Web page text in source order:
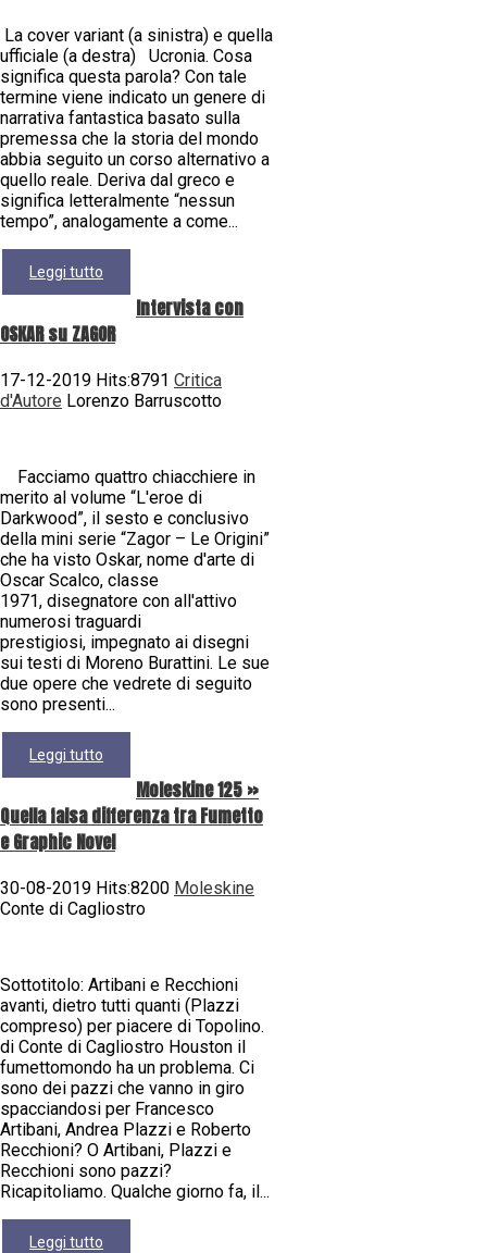
La cover variant (a sinistra) e quella
ufficiale (a destra) Ucronia. Cosa
significa questa parola? Con tale
termine viene indicato un genere di
narrativa fantastica basato sulla
premessa che la storia del mondo
abbia seguito un corso alternativo a
quello reale. Deriva dal greco e
significa letteralmente “nessun
tempo”, analogamente a come...
Leggi tutto
Intervista con
OSKAR su ZAGOR
17-12-2019 Hits:8791 Critica
d'Autore Lorenzo Barruscotto
Facciamo quattro chiacchiere in
merito al volume “L'eroe di
Darkwood”, il sesto e conclusivo
della mini serie “Zagor – Le Origini”
che ha visto Oskar, nome d'arte di
Oscar Scalco, classe
1971, disegnatore con all'attivo
numerosi traguardi
prestigiosi, impegnato ai disegni
sui testi di Moreno Burattini. Le sue
due opere che vedrete di seguito
sono presenti...
Leggi tutto
Moleskine 125 »
Quella falsa differenza tra Fumetto
e Graphic Novel
30-08-2019 Hits:8200 Moleskine
Conte di Cagliostro
Sottotitolo: Artibani e Recchioni
avanti, dietro tutti quanti (Plazzi
compreso) per piacere di Topolino.
di Conte di Cagliostro Houston il
fumettomondo ha un problema. Ci
sono dei pazzi che vanno in giro
spacciandosi per Francesco
Artibani, Andrea Plazzi e Roberto
Recchioni? O Artibani, Plazzi e
Recchioni sono pazzi?
Ricapitoliamo. Qualche giorno fa, il...
Leggi tutto